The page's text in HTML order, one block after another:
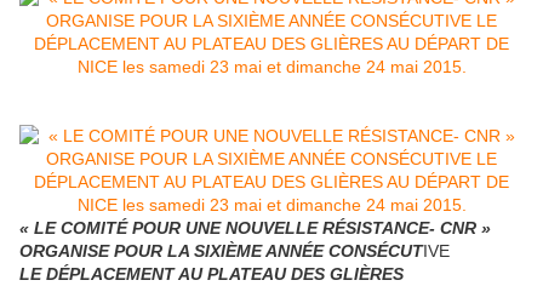
« LE COMITÉ POUR UNE NOUVELLE RÉSISTANCE- CNR »
ORGANISE POUR LA SIXIÈME ANNÉE CONSÉCUTIVE
LE DÉPLACEMENT AU PLATEAU DES GLIÈRES